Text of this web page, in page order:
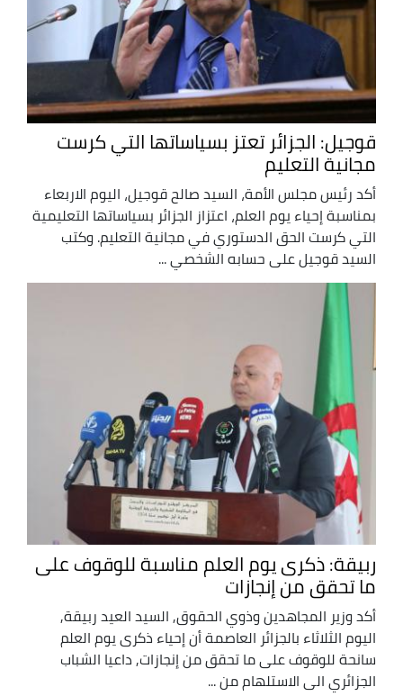
قوجيل: الجزائر تعتز بسياساتها التي كرست
مجانية التعليم
أكد رئيس مجلس الأمة، السيد صالح قوجيل، اليوم الاربعاء
بمناسبة إحياء يوم العلم، اعتزاز الجزائر بسياساتها التعليمية
التي كرست الحق الدستوري في مجانية التعليم. وكتب
السيد قوجيل على حسابه الشخصي ...
ربيقة: ذكرى يوم العلم مناسبة للوقوف على
ما تحقق من إنجازات
أكد وزير المجاهدين وذوي الحقوق, السيد العيد ربيقة,
اليوم الثلاثاء بالجزائر العاصمة أن إحياء ذكرى يوم العلم
سانحة للوقوف على ما تحقق من إنجازات, داعيا الشباب
الجزائري الى الاستلهام من ...